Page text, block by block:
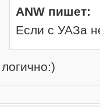
ANW пишет:
Если с УАЗа
логично:)